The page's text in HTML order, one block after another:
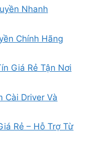
Nhanh
Chính Hãng
Giá Rẻ Tận Nơi
Cài Driver Và
Rẻ – Hỗ Trợ Từ